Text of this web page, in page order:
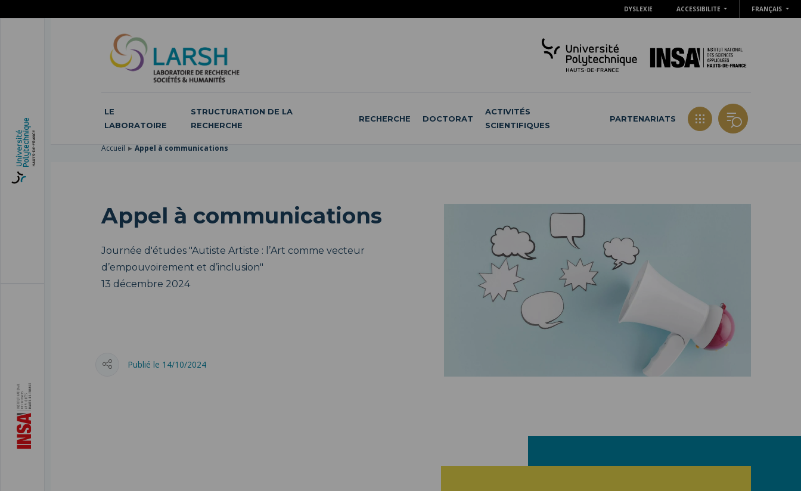
DYSLEXIE ACCESSIBILITE FRANÇAIS
LE
LABORATOIRE
STRUCTURATION DE LA
RECHERCHE
RECHERCHE DOCTORAT
ACTIVITÉS
SCIENTIFIQUES
PARTENARIATS
Accueil Appel à communications
Appel à communications
Journée d'études "Autiste Artiste : l ’Art comme vecteur
d ’empouvoirement et d ’inclusion"
13 décembre 2024
Publié le 14/10/2024